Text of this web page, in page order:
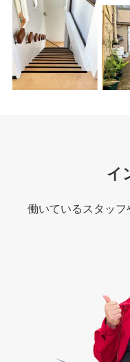
イ
働いているスタッフ